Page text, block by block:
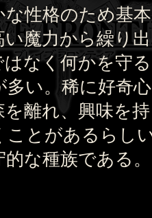
性格のため基
魔力から繰り
なく何かを守
い。稀に好奇
離れ、興味を
ことがあるらし
な種族である。